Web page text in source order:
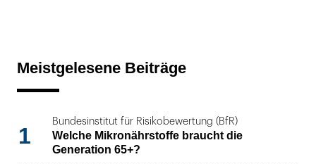
Meistgelesene Beiträge
1
Bundesinstitut für Risikobewertung (BfR)
Welche Mikronährstoffe braucht die
Generation 65+?